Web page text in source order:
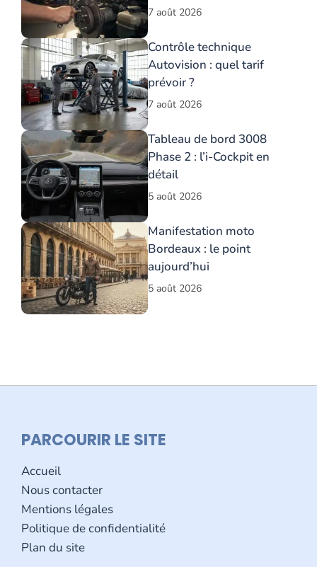
7 août 2026
Contrôle technique
Autovision : quel tarif
prévoir ?
7 août 2026
Tableau de bord 3008
Phase 2 : l’i-Cockpit en
détail
5 août 2026
Manifestation moto
Bordeaux : le point
aujourd’hui
5 août 2026
PARCOURIR LE SITE
Accueil
Nous contacter
Mentions légales
Politique de confidentialité
Plan du site